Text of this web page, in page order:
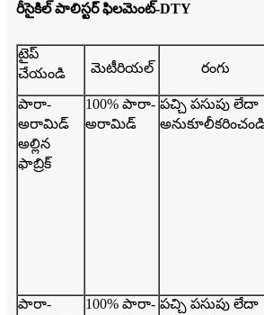
రీసైకిల్ పాలిస్టర్ ఫిలమెంట్-DTY
టైప్
చేయండి
మెటీరియల్ రంగు
పారా-
అరామిడ్
అల్లిన
ఫాబ్రిక్
100% పారా-
అరామిడ్
పచ్చి పసుపు లేదా
పారా-
100% పారా- పచ్చి పసుపు లేదా